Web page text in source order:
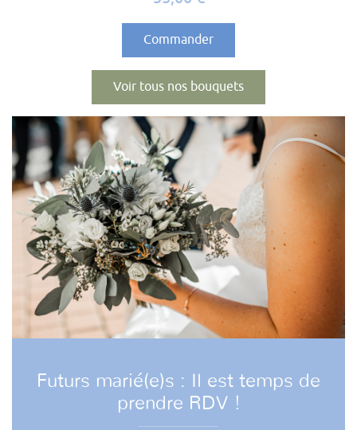
Commander
Voir tous nos bouquets
Futurs marié(e)s : Il est temps de
prendre RDV !